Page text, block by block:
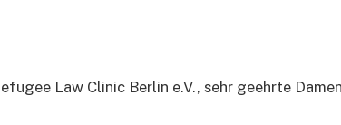
Law Clinic Berlin e.V., sehr geehrte